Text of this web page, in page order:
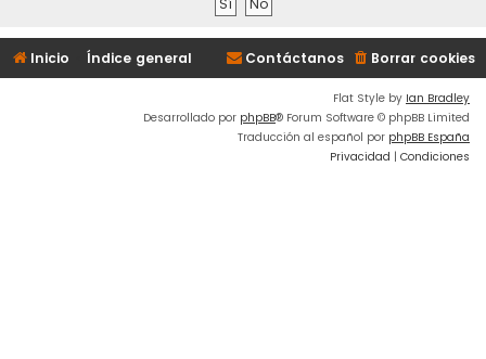
Inicio Índice general Borrar cookies
Contáctanos
Flat Style by Ian Bradley
Desarrollado por phpBB® Forum Software © phpBB Limited
Traducción al español por phpBB España
Privacidad | Condiciones